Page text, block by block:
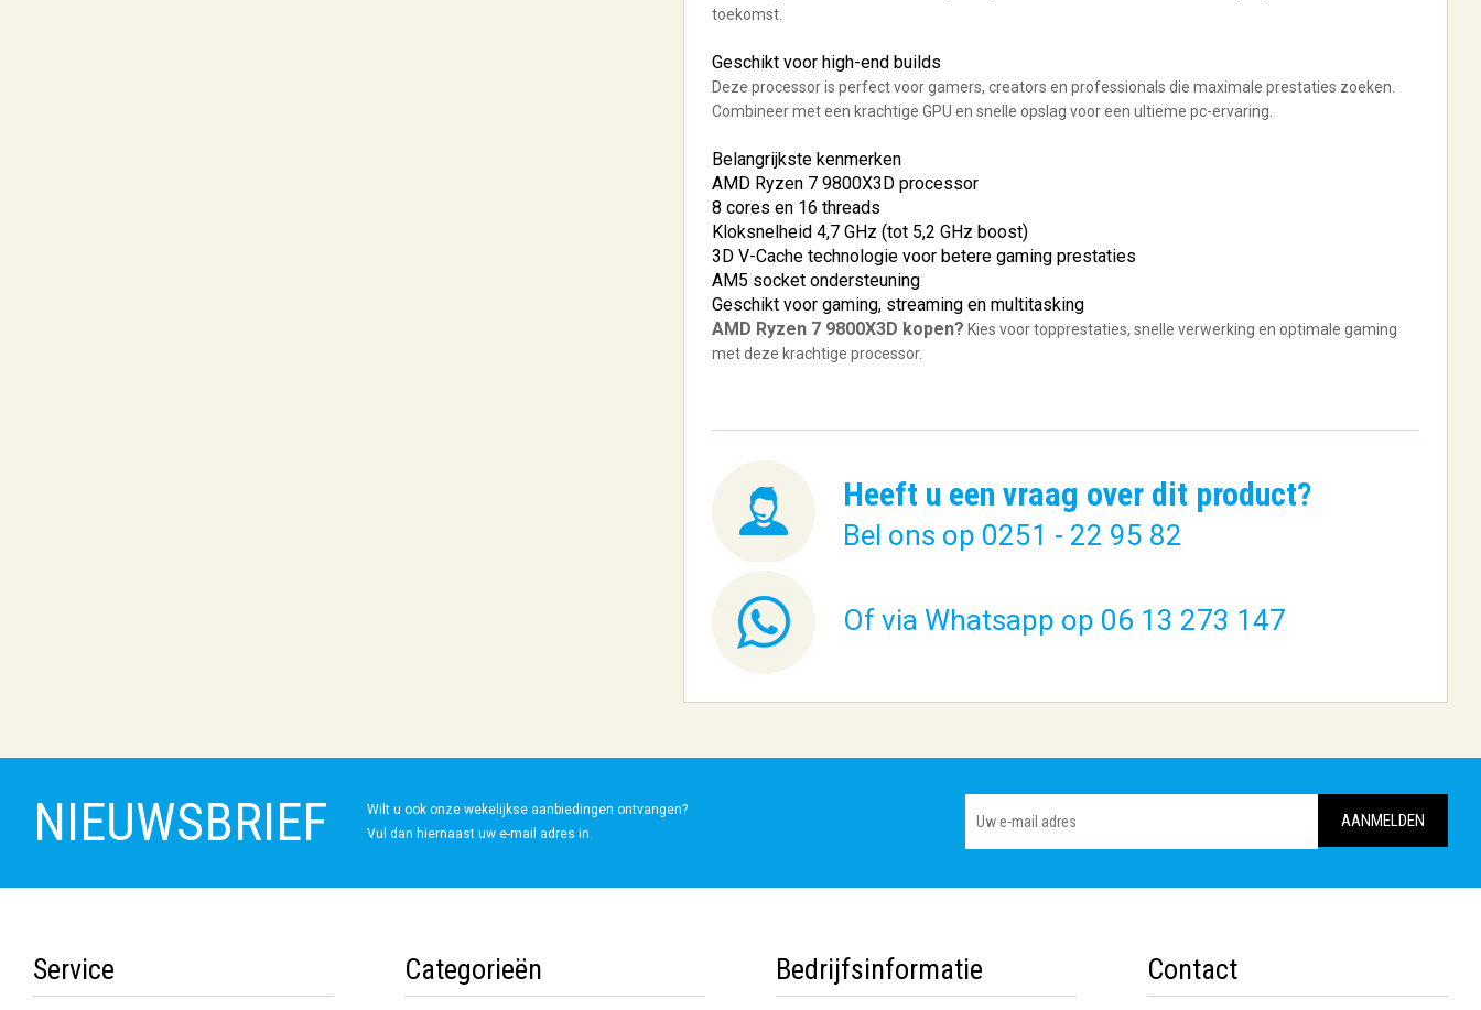
toekomst.
Geschikt voor high-end builds
Deze processor is perfect voor gamers, creators en professionals die maximale prestaties zoeken.
Combineer met een krachtige GPU en snelle opslag voor een ultieme pc-ervaring.
Belangrijkste kenmerken
AMD Ryzen 7 9800X3D processor
8 cores en 16 threads
Kloksnelheid 4,7 GHz (tot 5,2 GHz boost)
3D V-Cache technologie voor betere gaming prestaties
AM5 socket ondersteuning
Geschikt voor gaming, streaming en multitasking
AMD Ryzen 7 9800X3D kopen? Kies voor topprestaties, snelle verwerking en optimale gaming
met deze krachtige processor.
Heeft u een vraag over dit product?
Bel ons op 0251 - 22 95 82
Of via Whatsapp op 06 13 273 147
NIEUWSBRIEF
Wilt u ook onze wekelijkse aanbiedingen ontvangen?
Vul dan hiernaast uw e-mail adres in.
Service Categorieën Bedrijfsinformatie Contact